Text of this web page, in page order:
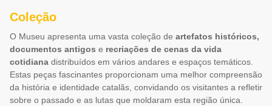
Coleção
O Museu apresenta uma vasta coleção de artefatos históricos,
documentos antigos e recriações de cenas da vida
cotidiana distribuídos em vários andares e espaços temáticos.
Estas peças fascinantes proporcionam uma melhor compreensão
da história e identidade catalãs, convidando os visitantes a refletir
sobre o passado e as lutas que moldaram esta região única.